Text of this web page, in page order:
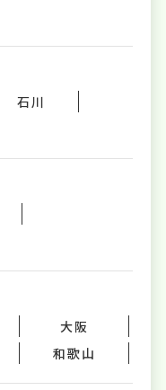
石川
大阪
和歌山